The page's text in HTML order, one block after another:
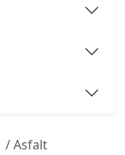
/ Asfalt